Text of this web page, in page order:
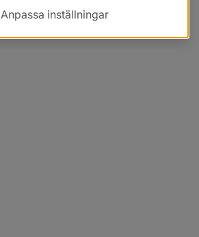
Anpassa inställningar